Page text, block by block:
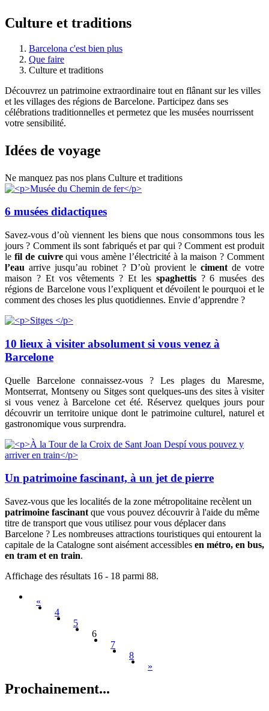
Culture et traditions
Barcelona c'est bien plus
Que faire
Culture et traditions
Découvrez un patrimoine extraordinaire tout en flânant sur les villes
et les villages des régions de Barcelone. Participez dans ses
célébrations traditionnelles et permetez que les musées nourrissent
votre sensibilité.
Idées de voyage
Ne manquez pas nos plans Culture et traditions
6 musées didactiques
Savez-vous d’où viennent les biens que nous consommons tous les
jours ? Comment ils sont fabriqués et par qui ? Comment est produit
le fil de cuivrequi vous amène l’électricité à la maison ? Comment
l’eau arrive jusqu’au robinet ? D’où provient le ciment de votre
maison ? Et vos vêtements ? Et les spaghettis ? 6 musées des
régions de Barcelone vous l’expliquent et dévoilent le pourquoi et le
comment des choses les plus quotidiennes. Envie d’apprendre ?
10 lieux à visiter absolument si vous venez à
Barcelone
Quelle Barcelone connaissez-vous ? Les plages du Maresme,
Montserrat, Montseny ou Sitges sont quelques-uns des sites à visiter
si vous venez à Barcelone cet été. Réservez quelques jours pour
découvrir un territoire unique dont le patrimoine culturel, naturel et
gastronomique vous surprendra.
Un patrimoine fascinant, à un jet de pierre
Savez-vous que les localités de la zone métropolitaine recèlent un
patrimoine fascinant que vous pouvez découvrir à l'aide du même
titre de transport que vous utilisez pour vous déplacer dans
Barcelone ? Les nombreuses attractions touristiques qui entourent la
capitale de la Catalogne sont aisément accessibles en métro, en bus,
en tram et en train.
Affichage des résultats 16 - 18 parmi 88.
«
4
5
6
7
8
»
Prochainement...